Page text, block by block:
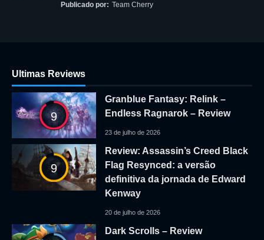
Publicado por: Team Cherry
Ultimas Reviews
9
Granblue Fantasy: Relink –
Endless Ragnarok – Review
23 de julho de 2026
9
Review: Assassin’s Creed Black
Flag Resynced: a versão
definitiva da jornada de Edward
Kenway
20 de julho de 2026
Dark Scrolls – Review